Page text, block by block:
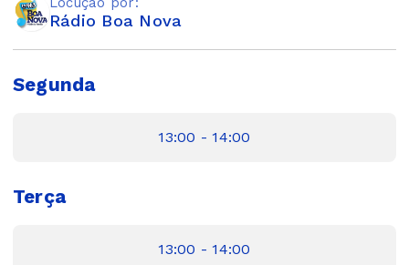
Rádio Boa Nova
Segunda
13:00 - 14:00
Terça
13:00 - 14:00